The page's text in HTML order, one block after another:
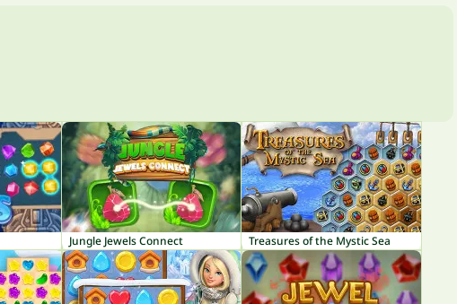
Jungle Jewels Connect Treasures of the Mystic Sea